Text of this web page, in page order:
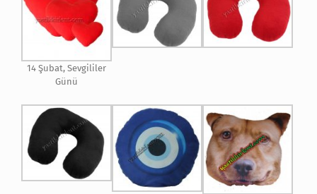
14 Şubat, Sevgililer
Günü